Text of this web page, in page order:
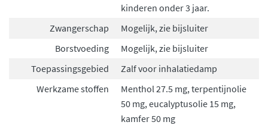
kinderen onder 3 jaar.
Zwangerschap
Mogelijk, zie bijsluiter
Borstvoeding
Mogelijk, zie bijsluiter
Toepassingsgebied
Zalf voor inhalatiedamp
Werkzame stoffen
Menthol 27.5 mg, terpentijnolie
50 mg, eucalyptusolie 15 mg,
kamfer 50 mg